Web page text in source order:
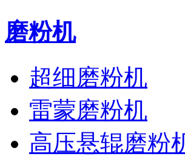
磨粉机
超细磨粉机
雷蒙磨粉机
高压悬辊磨粉